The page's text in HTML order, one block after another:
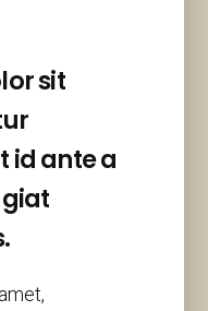
sit
id ante a